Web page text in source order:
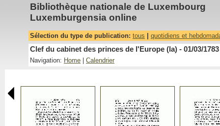
Bibliothèque nationale de Luxembourg
Luxemburgensia online
Sélection du type de publication: tous quotidiens et
Clef du cabinet des princes de l'Europe (la) - 01/03/1783
Navigation: Home Calendrier